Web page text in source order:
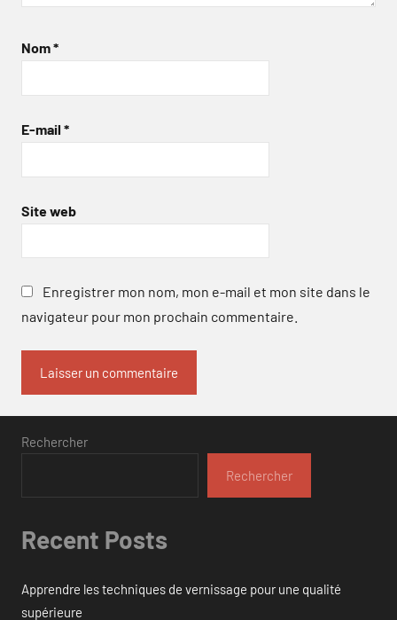
Nom*
E-mail *
Site web
Enregistrer mon nom, mon e-mail et mon site dans le
navigateur pour mon prochain commentaire.
Rechercher
Rechercher
Recent Posts
Apprendre les techniques de vernissage pour une qualité
supérieure